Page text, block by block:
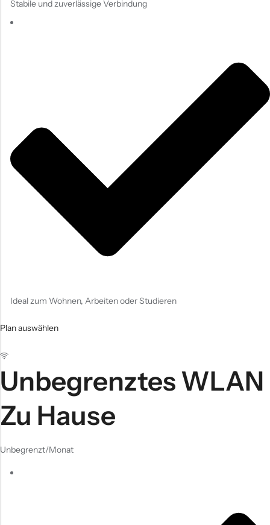
Stabile und zuverlässige Verbindung
Ideal zum Wohnen, Arbeiten oder Studieren
Plan auswählen
Unbegrenztes WLAN
Zu Hause
Unbegrenzt/Monat